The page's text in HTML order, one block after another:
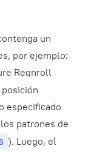
un
por ejemplo:
Reqnroll
especificado
patrones de
). Luego, el